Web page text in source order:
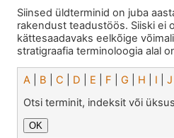
Siinsed üldterminid on juba
rakendust teadustöös. Siiski ei
kättesaadavaks eelkõige
stratigraafia terminoloogia alal
A B C D E F G H I J
Otsi terminit, indeksit või